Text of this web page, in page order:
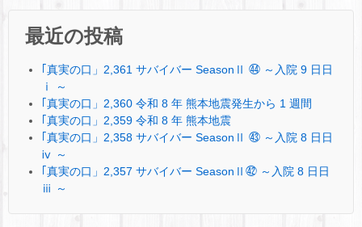
最近の投稿
｢真実の口」2,361 サバイバー SeasonⅡ ㊹ ～入院 9 日日
ⅰ ～
｢真実の口」2,360 令和 8 年 熊本地震発生から 1 週間
｢真実の口」2,359 令和 8 年 熊本地震
｢真実の口」2,358 サバイバー SeasonⅡ ㊸ ～入院 8 日日
ⅳ ～
｢真実の口」2,357 サバイバー SeasonⅡ㊷ ～入院 8 日日
ⅲ ～